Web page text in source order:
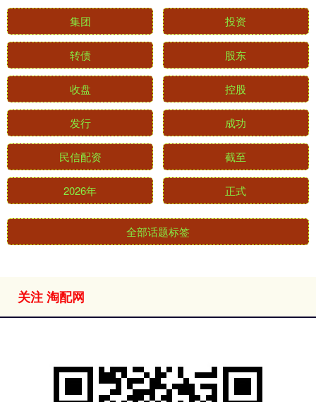
集团 投资
转债 股东
收盘 控股
发行 成功
民信配资 截至
2026年 正式
全部话题标签
关注 淘配网